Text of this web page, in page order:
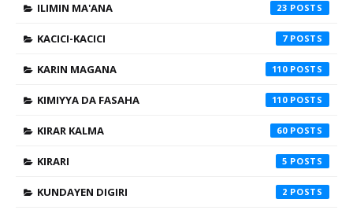
ILIMIN MA'ANA 23
KACICI-KACICI 7
KARIN MAGANA 110
KIMIYYA DA FASAHA 110
KIRAR KALMA 60
KIRARI 5
KUNDAYEN DIGIRI 2